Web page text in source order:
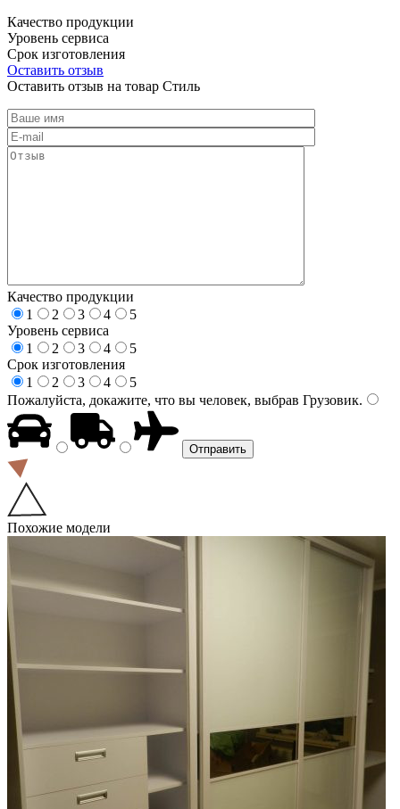
Качество продукции
Уровень сервиса
Срок изготовления
Оставить отзыв
Оставить отзыв на товар Стиль
Качество продукции
1
2 3 4
5
Уровень сервиса
1
2 3 4
5
Срок изготовления
1
2 3 4
5
Пожалуйста, докажите, что вы человек, выбрав Грузовик.
Похожие модели